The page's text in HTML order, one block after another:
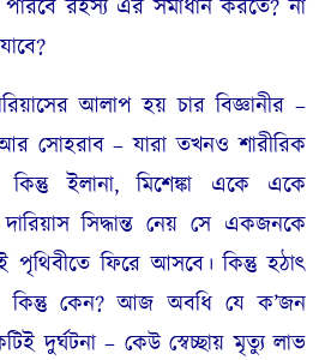
রহস্য এর সমাধান করতে? না
আলাপ হয় চার বিজ্ঞানীর –
আর সোহরাব – যারা তখনও শারীরিক
ইলানা, মিশেঙ্কা একে একে
সিদ্ধান্ত নেয় সে একজনকে
পৃথিবীতে ফিরে আসবে। কিন্তু হঠাৎ
কিন্তু কেন? আজ অবধি যে ক’জন
দুর্ঘটনা – কেউ স্বেচ্ছায় মৃত্যু লাভ